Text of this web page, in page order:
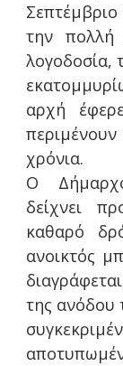
την πολλή
λογοδοσία,
αρχή
χρόνια.
Ο
δείχνει
καθαρό
ανοικτός
της ανόδου